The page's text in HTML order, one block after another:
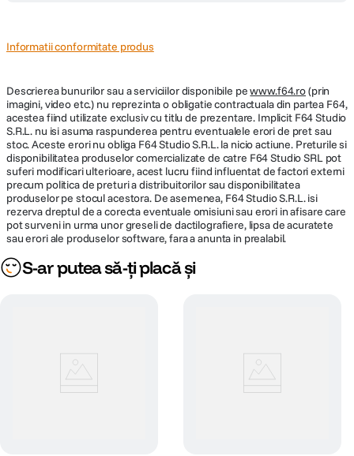
Informatii conformitate produs
Descrierea bunurilor sau a serviciilor disponibile pewww.f64.ro(prin
imagini, video etc.) nu reprezinta o obligatie contractuala din partea F64,
acestea fiind utilizate exclusiv cu titlu de prezentare. Implicit F64 Studio
S.R.L. nu isi asuma raspunderea pentru eventualele erori de pret sau
stoc. Aceste erori nu obliga F64 Studio S.R.L. la nicio actiune. Preturile si
disponibilitatea produselor comercializate de catre F64 Studio SRL pot
suferi modificari ulterioare, acest lucru fiind influentat de factori externi
precum politica de preturi a distribuitorilor sau disponibilitatea
produselor pe stocul acestora. De asemenea, F64 Studio S.R.L. isi
rezerva dreptul de a corecta eventuale omisiuni sau erori in afisare care
pot surveni in urma unor greseli de dactilografiere, lipsa de acuratete
sau erori ale produselor software, fara a anunta in prealabil.
S-ar putea să-ți placă și